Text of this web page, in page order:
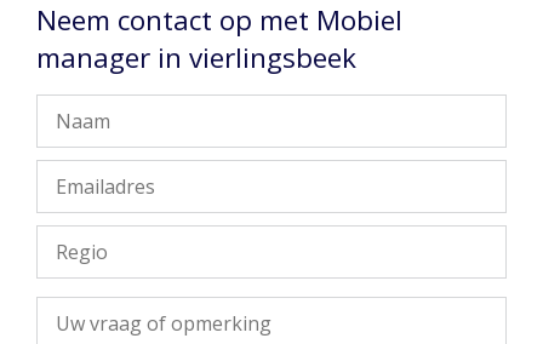
Neem contact op met Mobiel
manager in vierlingsbeek